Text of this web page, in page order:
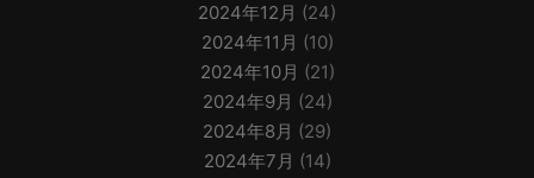
2024年12月 (24)
2024年11月 (10)
2024年10月 (21)
2024年9月 (24)
2024年8月 (29)
2024年7月 (14)